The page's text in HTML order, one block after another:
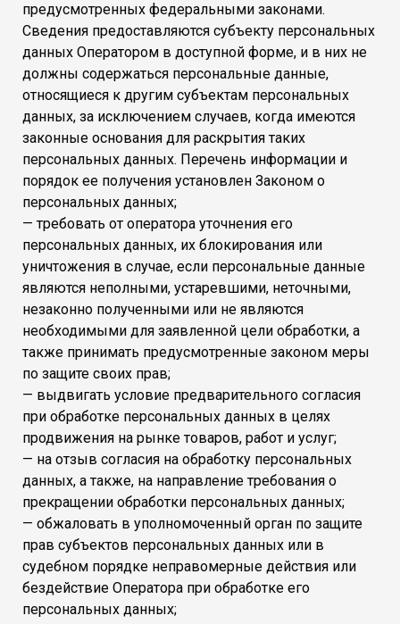
предусмотренных федеральными законами.
Сведения предоставляются субъекту персональных
данных Оператором в доступной форме, и в них не
должны содержаться персональные данные,
относящиеся к другим субъектам персональных
данных, за исключением случаев, когда имеются
законные основания для раскрытия таких
персональных данных. Перечень информации и
порядок ее получения установлен Законом о
персональных данных;
— требовать от оператора уточнения его
персональных данных, их блокирования или
уничтожения в случае, если персональные данные
являются неполными, устаревшими, неточными,
незаконно полученными или не являются
необходимыми для заявленной цели обработки, а
также принимать предусмотренные законом меры
по защите своих прав;
— выдвигать условие предварительного согласия
при обработке персональных данных в целях
продвижения на рынке товаров, работ и услуг;
— на отзыв согласия на обработку персональных
данных, а также, на направление требования о
прекращении обработки персональных данных;
— обжаловать в уполномоченный орган по защите
прав субъектов персональных данных или в
судебном порядке неправомерные действия или
бездействие Оператора при обработке его
персональных данных;